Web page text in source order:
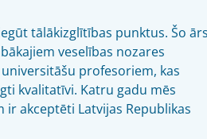
tālākizglītības punktus. Šo
veselības nozares
profesoriem, kas
kvalitatīvi. Katru gadu mēs
ir akceptēti Latvijas Republikas